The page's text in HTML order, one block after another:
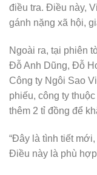
điều tra. Điều này,
gánh nặng xã hội,
Ngoài ra, tại phiên
Đỗ Anh Dũng, Đỗ
Công ty Ngôi Sao
phiếu, công ty
thêm 2 tỉ đồng để
“Đây là tình tiết
Điều này là phù